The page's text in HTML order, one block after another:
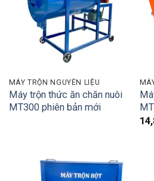
MÁY TRỘN NGUYÊN LIỆU
Máy trộn thức ăn chăn nuôi
MT300 phiên bản mới